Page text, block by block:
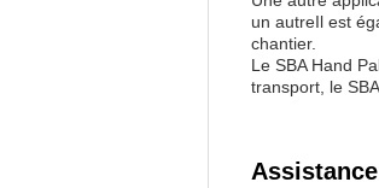
un autreIl est
chantier.
Le SBA Hand
transport, le